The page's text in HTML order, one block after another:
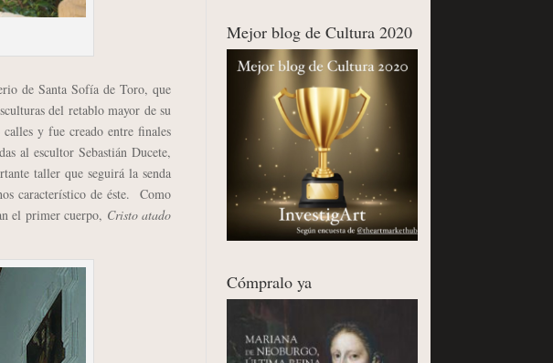
de Santa Sofía de Toro, que
del retablo mayor de su
y fue creado entre finales
al escultor Sebastián Ducete,
taller que seguirá la senda
característico de éste. Como
el primer cuerpo, Cristo atado
Mejor blog de Cultura 2020
Cómpralo ya